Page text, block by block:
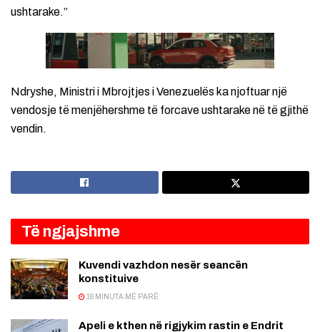
ushtarake.”
Ndryshe, Ministri i Mbrojtjes i Venezuelës ka njoftuar një
vendosje të menjëhershme të forcave ushtarake në të gjithë
vendin.
Të ngjajshme
Kuvendi vazhdon nesër seancën
konstituive
16 MINUTA MË PARË
Apeli e kthen në rigjykim rastin e Endrit